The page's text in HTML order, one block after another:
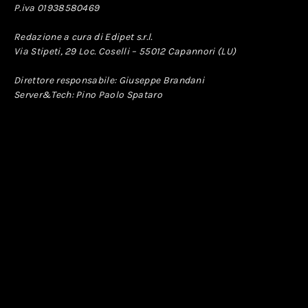
P.iva 01938580469
Redazione a cura di Edipet s.r.l.
Via Stipeti, 29 Loc. Coselli – 55012 Capannori (LU)
Direttore responsabile: Giuseppe Brandani
Server&Tech: Pino Paolo Spataro